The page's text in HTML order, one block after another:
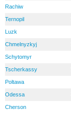
Rachiw
Ternopil
Luzk
Chmelnyzkyj
Schytomyr
Tscherkassy
Poltawa
Odessa
Cherson